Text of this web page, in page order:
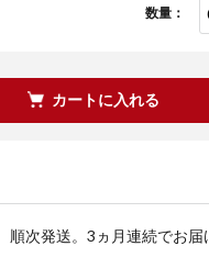
数量：
カートに入れる
順次発送。3ヵ月連続でお届